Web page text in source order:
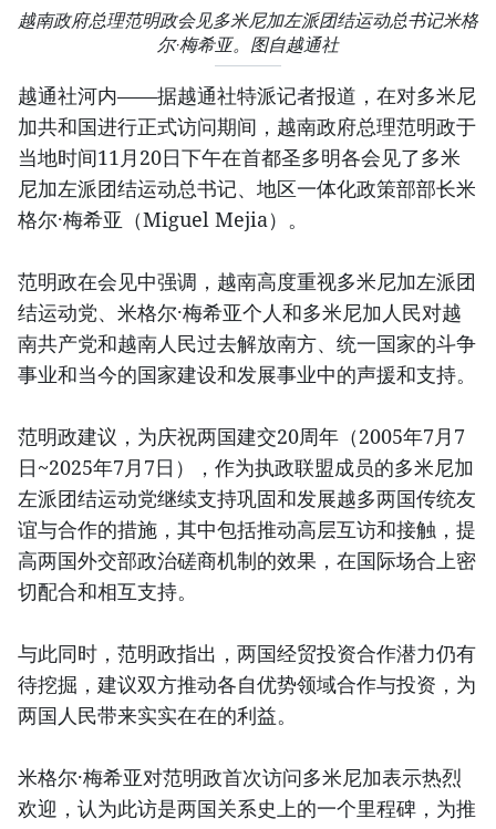
越南政府总理范明政会见多米尼加左派团结运动总书记米格
尔·梅希亚。图自越通社
越通社河内——据越通社特派记者报道，在对多米尼
加共和国进行正式访问期间，越南政府总理范明政于
当地时间11月20日下午在首都圣多明各会见了多米
尼加左派团结运动总书记、地区一体化政策部部长米
格尔·梅希亚（Miguel Mejia）。
范明政在会见中强调，越南高度重视多米尼加左派团
结运动党、米格尔·梅希亚个人和多米尼加人民对越
南共产党和越南人民过去解放南方、统一国家的斗争
事业和当今的国家建设和发展事业中的声援和支持。
范明政建议，为庆祝两国建交20周年（2005年7月7
日~2025年7月7日），作为执政联盟成员的多米尼加
左派团结运动党继续支持巩固和发展越多两国传统友
谊与合作的措施，其中包括推动高层互访和接触，提
高两国外交部政治磋商机制的效果，在国际场合上密
切配合和相互支持。
与此同时，范明政指出，两国经贸投资合作潜力仍有
待挖掘，建议双方推动各自优势领域合作与投资，为
两国人民带来实实在在的利益。
米格尔·梅希亚对范明政首次访问多米尼加表示热烈
欢迎，认为此访是两国关系史上的一个里程碑，为推